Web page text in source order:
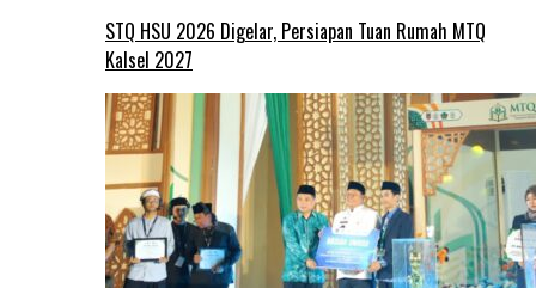
STQ HSU 2026 Digelar, Persiapan Tuan Rumah MTQ
Kalsel 2027